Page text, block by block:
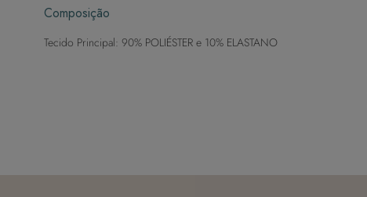
Composição
Tecido Principal: 90% POLIÉSTER e 10% ELASTANO